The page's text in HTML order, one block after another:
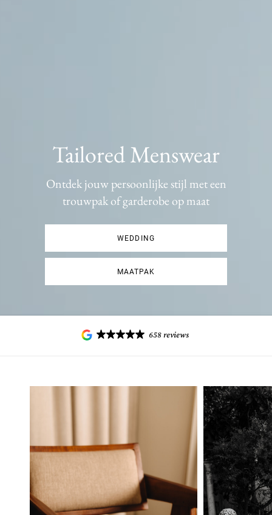
Tailored Menswear
Ontdek jouw persoonlijke stijl met een
trouwpak of garderobe op maat
WEDDING
MAATPAK
658 reviews